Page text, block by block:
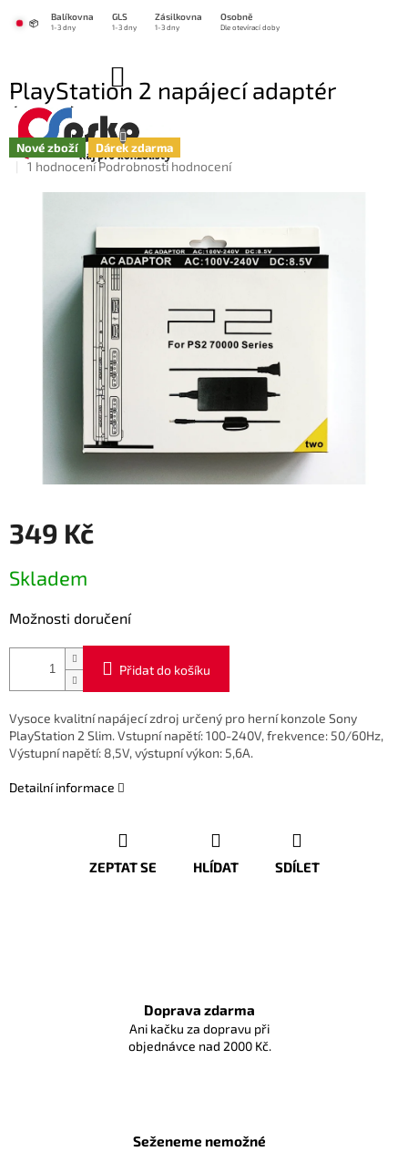
📦
Balíkovna GLS Zásilkovna Osobně
1-3 dny 1-3 dny 1-3 dny Dle otevírací doby
KOŠÍK
PlayStation 2 napájecí adaptér
(zdroj), nový
Nové zboží Dárek zdarma
Průměrné
hvězdiček.
1 hodnoceníPodrobnosti hodnocení
349 Kč
cena:
Skladem
Možnosti doručení
Přidat do košíku
Vysoce kvalitní napájecí zdroj určený pro herní konzole Sony
PlayStation 2 Slim. Vstupní napětí: 100-240V, frekvence: 50/60Hz,
Výstupní napětí: 8,5V, výstupní výkon: 5,6A.
Detailní informace
ZEPTAT SE HLÍDAT SDÍLET
Doprava zdarma
Ani kačku za dopravu při
objednávce nad 2000 Kč.
Seženeme nemožné